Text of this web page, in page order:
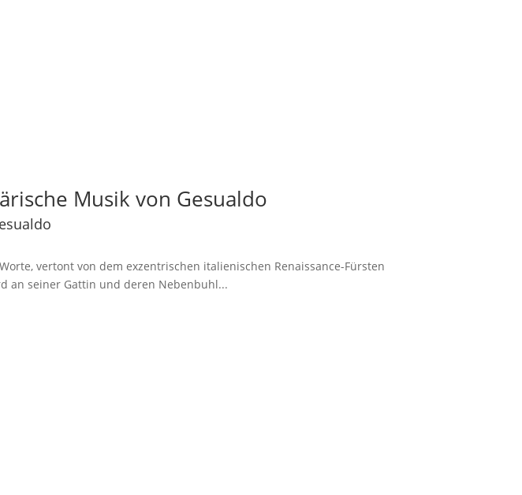
Musik von Gesualdo
vertont von dem exzentrischen italienischen Renaissance-Fürsten
an seiner Gattin und deren Nebenbuhl...